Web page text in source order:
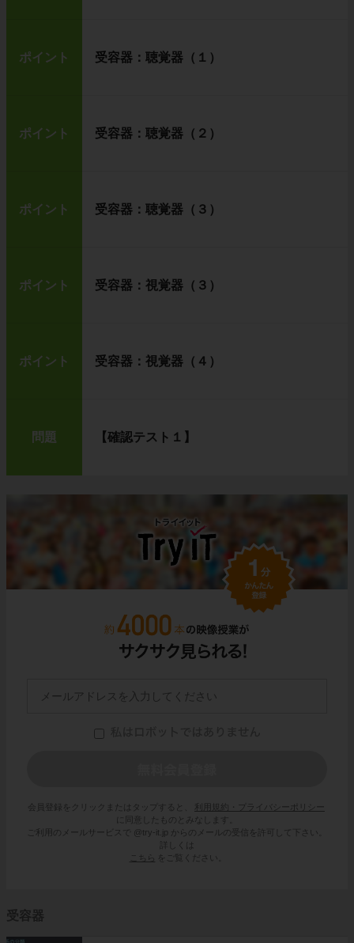
ポイント 受容器：聴覚器（１）
ポイント 受容器：聴覚器（２）
ポイント 受容器：聴覚器（３）
ポイント 受容器：視覚器（３）
ポイント 受容器：視覚器（４）
問題 【確認テスト１】
会員登録をクリックまたはタップすると、
利用規約・プライバシーポリシー
に同意したものとみなします。
ご利用のメールサービスで @try-it.jp からのメールの受信を許可して下さい。
詳しくは
こちら
をご覧ください。
受容器